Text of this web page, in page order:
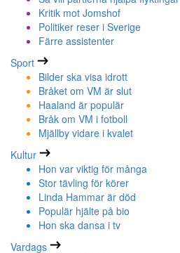
Kritik mot Jomshof
Politiker reser i Sverige
Färre assistenter
Sport
Bilder ska visa idrott
Bråket om VM är slut
Haaland är populär
Bråk om VM i fotboll
Mjällby vidare i kvalet
Kultur
Hon var viktig för många
Stor tävling för körer
Linda Hammar är död
Populär hjälte på bio
Hon ska dansa i tv
Vardags